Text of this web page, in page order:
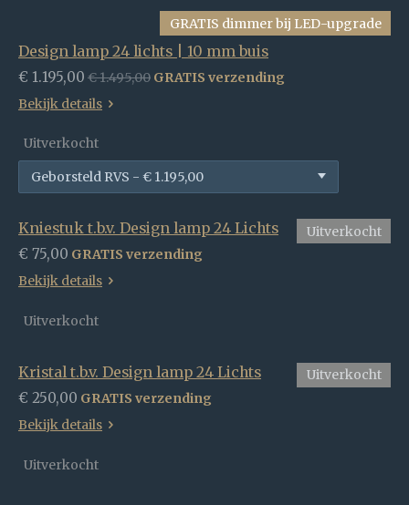
GRATIS dimmer bij LED-upgrade
Design lamp 24 lichts | 10 mm buis
€ 1.195,00 € 1.495,00 GRATIS verzending
Bekijk details
Uitverkocht
Uitverkocht
Kniestuk t.b.v. Design lamp 24 Lichts
€ 75,00 GRATIS verzending
Bekijk details
Uitverkocht
Uitverkocht
Kristal t.b.v. Design lamp 24 Lichts
€ 250,00 GRATIS verzending
Bekijk details
Uitverkocht